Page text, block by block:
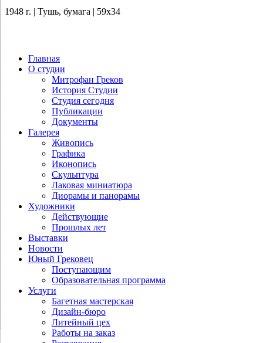
1948 г. | Тушь, бумага | 59х34
Главная
О студии
Митрофан Греков
История Студии
Студия сегодня
Публикации
Документы
Галерея
Живопись
Графика
Иконопись
Скульптура
Лаковая миниатюра
Диорамы и панорамы
Художники
Действующие
Прошлых лет
Выставки
Новости
Юный Грековец
Поступающим
Образовательная программа
Услуги
Багетная мастерская
Дизайн-бюро
Литейный цех
Работы на заказ